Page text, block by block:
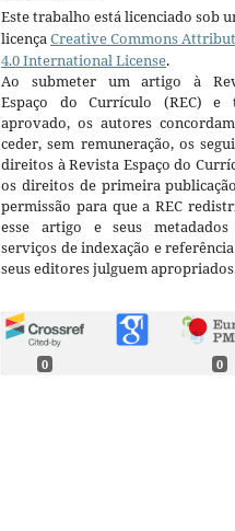
Este trabalho está licenciado sob
licençaCreative Commons
4.0 International License.
Ao submeter um artigo à
Espaço do Currículo (REC) e
aprovado, os autores
ceder, sem remuneração, os
direitos à Revista Espaço do
os direitos de primeira
permissão para que a REC
esse artigo e seus metadados
serviços de indexação e
seus editores julguem
0 0